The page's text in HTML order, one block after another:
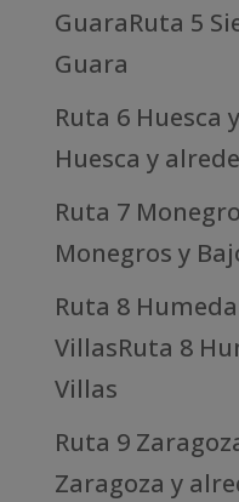
GuaraRuta 5
Guara
Ruta 6 Huesca
Huesca y
Ruta 7
Monegros y
Ruta 8
VillasRuta 8
Villas
Ruta 9
Zaragoza y